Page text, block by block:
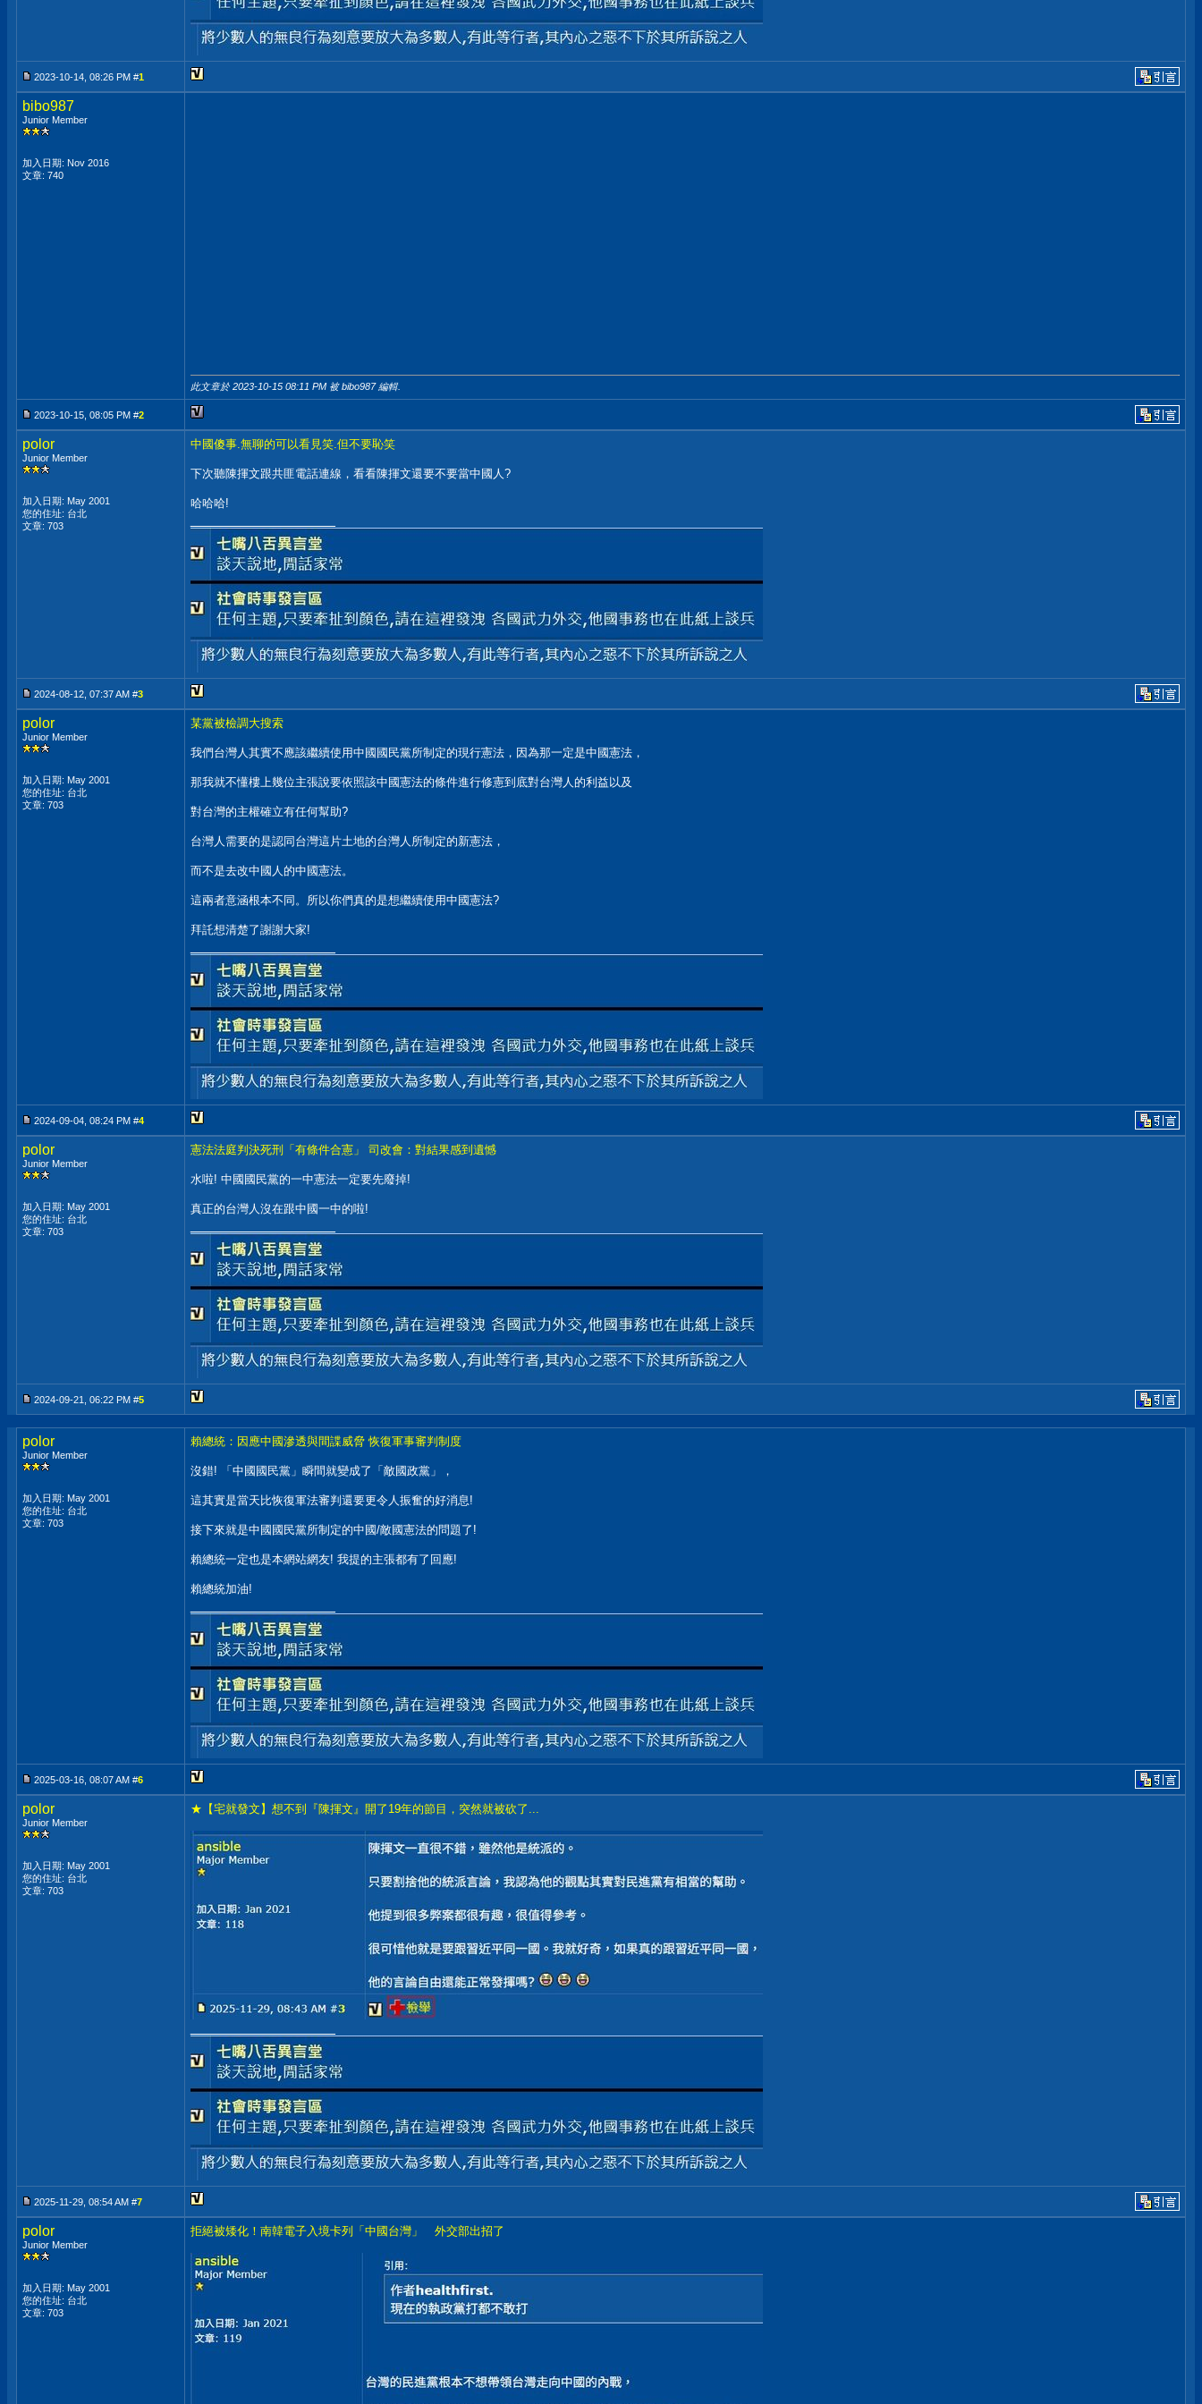
2023-10-14, 08:26 PM #1
bibo987
Junior Member
加入日期: Nov 2016
文章: 740
此文章於 2023-10-15 08:11 PM 被 bibo987 編輯.
2023-10-15, 08:05 PM #2
polor
Junior Member
加入日期: May 2001
您的住址: 台北
文章: 703
中國傻事.無聊的可以看見笑.但不要恥笑
下次聽陳揮文跟共匪電話連線，看看陳揮文還要不要當中國人?
哈哈哈!
2024-08-12, 07:37 AM #3
polor
Junior Member
加入日期: May 2001
您的住址: 台北
文章: 703
某黨被檢調大搜索
我們台灣人其實不應該繼續使用中國國民黨所制定的現行憲法，因為那一定是中國憲法，
那我就不懂樓上幾位主張說要依照該中國憲法的條件進行修憲到底對台灣人的利益以及
對台灣的主權確立有任何幫助?
台灣人需要的是認同台灣這片土地的台灣人所制定的新憲法，
而不是去改中國人的中國憲法。
這兩者意涵根本不同。所以你們真的是想繼續使用中國憲法?
拜託想清楚了謝謝大家!
2024-09-04, 08:24 PM #4
polor
Junior Member
加入日期: May 2001
您的住址: 台北
文章: 703
憲法法庭判決死刑「有條件合憲」 司改會：對結果感到遺憾
水啦! 中國國民黨的一中憲法一定要先廢掉!
真正的台灣人沒在跟中國一中的啦!
2024-09-21, 06:22 PM #5
polor
Junior Member
加入日期: May 2001
您的住址: 台北
文章: 703
賴總統：因應中國滲透與間諜威脅 恢復軍事審判制度
沒錯! 「中國國民黨」瞬間就變成了「敵國政黨」，
這其實是當天比恢復軍法審判還要更令人振奮的好消息!
接下來就是中國國民黨所制定的中國/敵國憲法的問題了!
賴總統一定也是本網站網友! 我提的主張都有了回應!
賴總統加油!
2025-03-16, 08:07 AM #6
polor
Junior Member
加入日期: May 2001
您的住址: 台北
文章: 703
★【宅就發文】想不到『陳揮文』開了19年的節目，突然就被砍了...
2025-11-29, 08:54 AM #7
polor
Junior Member
加入日期: May 2001
您的住址: 台北
文章: 703
拒絕被矮化！南韓電子入境卡列「中國台灣」 外交部出招了